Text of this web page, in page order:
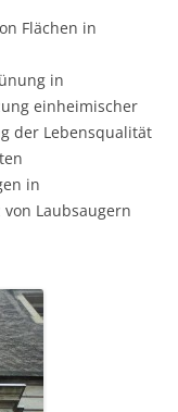
Flächen in
in
einheimischer
der Lebensqualität
in
von Laubsaugern